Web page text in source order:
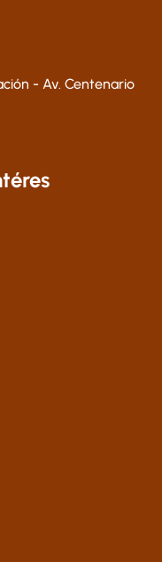
- Av. Centenario